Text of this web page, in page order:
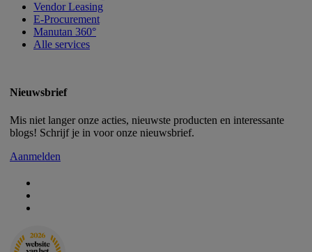
Vendor Leasing
E-Procurement
Manutan 360°
Alle services
Nieuwsbrief
Mis niet langer onze acties, nieuwste producten en interessante
blogs! Schrijf je in voor onze nieuwsbrief.
Aanmelden